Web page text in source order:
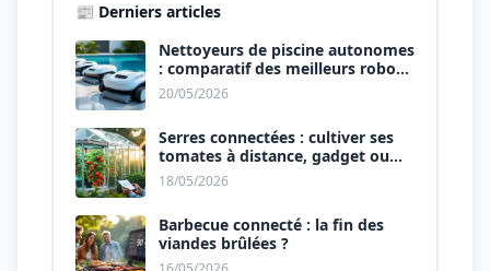
📰 Derniers articles
Nettoyeurs de piscine autonomes
: comparatif des meilleurs robots
de 2026.
20/05/2026
Serres connectées : cultiver ses
tomates à distance, gadget ou
révolution ?
18/05/2026
Barbecue connecté : la fin des
viandes brûlées ?